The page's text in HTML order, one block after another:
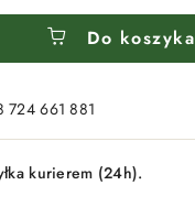
Do koszyka
724 661 881
kurierem (24h).